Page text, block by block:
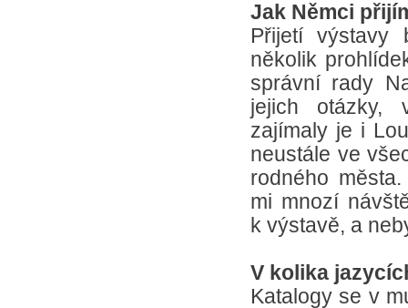
Jak Němci
Přijetí výstavy
několik
správní rady
jejich otázky,
zajímaly je i
neustále ve
rodného
mi mnozí
k výstavě, a
V kolika
Katalogy se v